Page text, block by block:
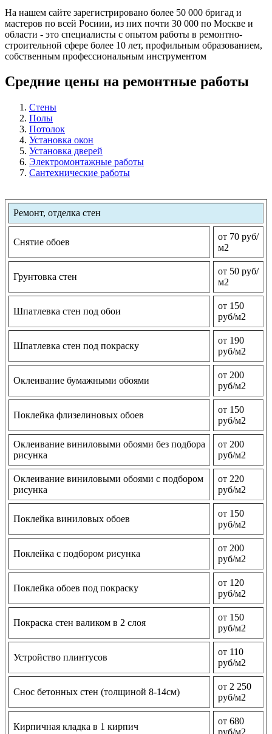
На нашем сайте зарегистрировано более 50 000 бригад и
мастеров по всей Росиии, из них почти 30 000 по Москве и
области - это специалисты с опытом работы в ремонтно-
строительной сфере более 10 лет, профильным образованием,
собственным профессиональным инструментом
Средние цены на ремонтные работы
Стены
Полы
Потолок
Установка окон
Установка дверей
Электромонтажные работы
Сантехнические работы
Ремонт, отделка стен
Снятие обоев
от 70 руб/
м2
Грунтовка стен
от 50 руб/
м2
Шпатлевка стен под обои
от 150
руб/м2
Шпатлевка стен под покраску
от 190
руб/м2
Оклеивание бумажными обоями
от 200
руб/м2
Поклейка флизелиновых обоев
от 150
руб/м2
Оклеивание виниловыми обоями без подбора
рисунка
от 200
руб/м2
Оклеивание виниловыми обоями с подбором
рисунка
от 220
руб/м2
Поклейка виниловых обоев
от 150
руб/м2
Поклейка с подбором рисунка
от 200
руб/м2
Поклейка обоев под покраску
от 120
руб/м2
Покраска стен валиком в 2 слоя
от 150
руб/м2
Устройство плинтусов
от 110
руб/м2
Снос бетонных стен (толщиной 8-14см)
от 2 250
руб/м2
Кирпичная кладка в 1 кирпич
от 680